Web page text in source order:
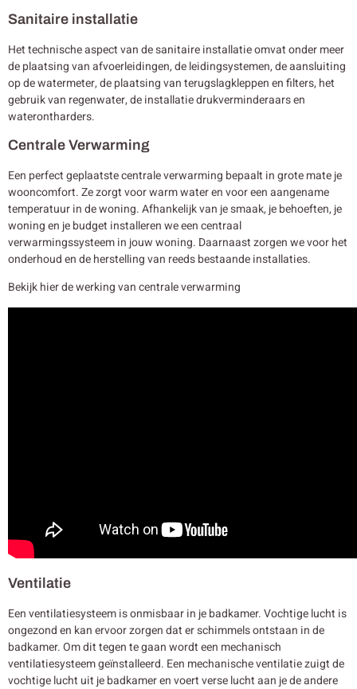
Sanitaire installatie
Het technische aspect van de sanitaire installatie omvat onder meer
de plaatsing van afvoerleidingen, de leidingsystemen, de aansluiting
op de watermeter, de plaatsing van terugslagkleppen en filters, het
gebruik van regenwater, de installatie drukverminderaars en
waterontharders.
Centrale Verwarming
Een perfect geplaatste centrale verwarming bepaalt in grote mate je
wooncomfort. Ze zorgt voor warm water en voor een aangename
temperatuur in de woning. Afhankelijk van je smaak, je behoeften, je
woning en je budget installeren we een centraal
verwarmingssysteem in jouw woning. Daarnaast zorgen we voor het
onderhoud en de herstelling van reeds bestaande installaties.
Bekijk hier de werking van centrale verwarming
Ventilatie
Een ventilatiesysteem is onmisbaar in je badkamer. Vochtige lucht is
ongezond en kan ervoor zorgen dat er schimmels ontstaan in de
badkamer. Om dit tegen te gaan wordt een mechanisch
ventilatiesysteem geïnstalleerd. Een mechanische ventilatie zuigt de
vochtige lucht uit je badkamer en voert verse lucht aan je de andere